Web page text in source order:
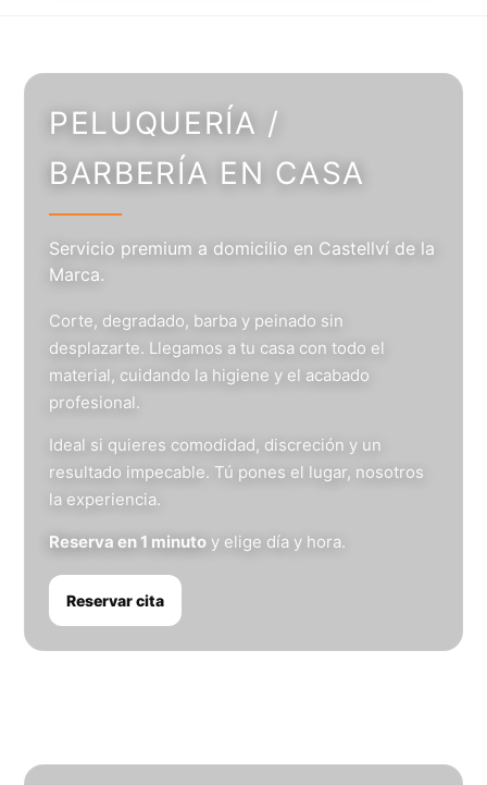
PELUQUERÍA /
BARBERÍA EN CASA
Servicio premium a domicilio en Castellví de la
Marca.
Corte, degradado, barba y peinado sin
desplazarte. Llegamos a tu casa con todo el
material, cuidando la higiene y el acabado
profesional.
Ideal si quieres comodidad, discreción y un
resultado impecable. Tú pones el lugar, nosotros
la experiencia.
Reserva en 1 minuto y elige día y hora.
Reservar cita